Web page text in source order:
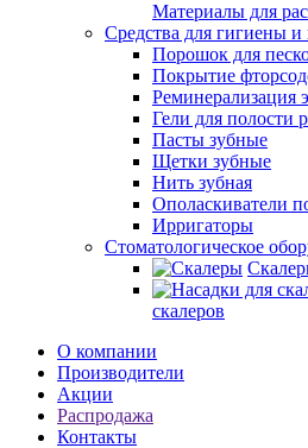
Материалы для
Средства для гигиены
Порошок для
Покрытие
Реминерализация
Гели для полости
Пасты зубные
Щетки зубные
Нить зубная
Ополаскиватели
Ирригаторы
Стоматологическое
скалеров
О компании
Производители
Акции
Распродажа
Контакты